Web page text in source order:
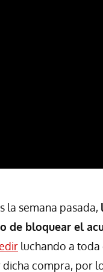
la semana pasada,
de bloquear el
luchando a toda
dicha compra, por